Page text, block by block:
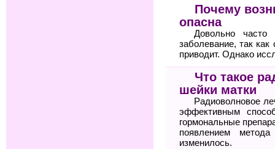
Почему
опасна
Довольно часто
заболевание, так
приводит. Однако
Что такое
шейки матки
Радиоволновое
эффективным
гормональные
появлением
изменилось.